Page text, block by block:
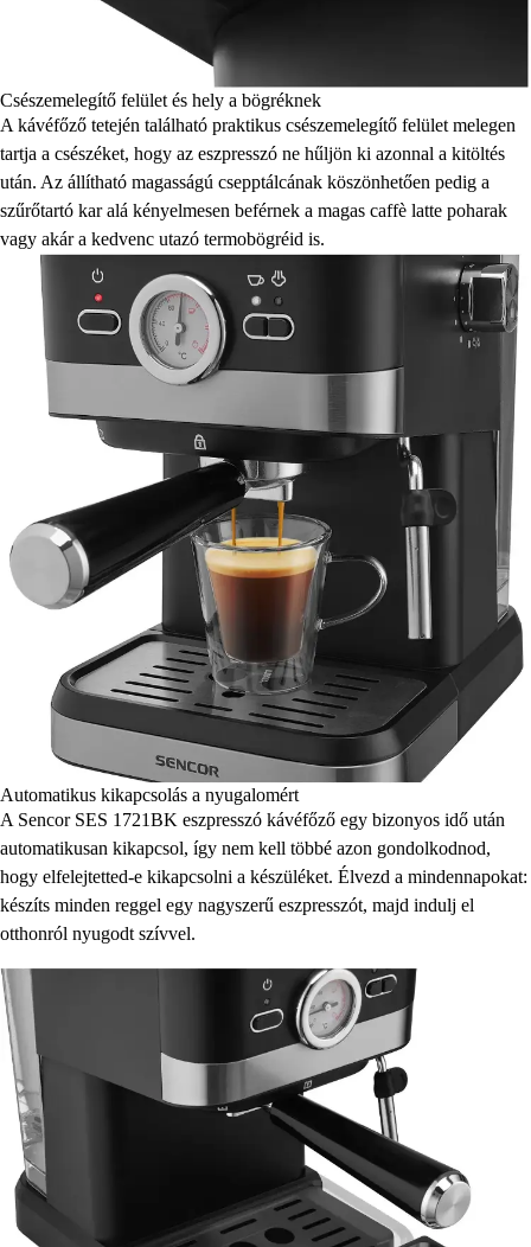
Csészemelegítő felület és hely a bögréknek
A kávéfőző tetején található praktikus csészemelegítő felület melegen
tartja a csészéket, hogy az eszpresszó ne hűljön ki azonnal a kitöltés
után. Az állítható magasságú csepptálcának köszönhetően pedig a
szűrőtartó kar alá kényelmesen beférnek a magas caffè latte poharak
vagy akár a kedvenc utazó termobögréid is.
Automatikus kikapcsolás a nyugalomért
A Sencor SES 1721BK eszpresszó kávéfőző egy bizonyos idő után
automatikusan kikapcsol, így nem kell többé azon gondolkodnod,
hogy elfelejtetted-e kikapcsolni a készüléket. Élvezd a mindennapokat:
készíts minden reggel egy nagyszerű eszpresszót, majd indulj el
otthonról nyugodt szívvel.